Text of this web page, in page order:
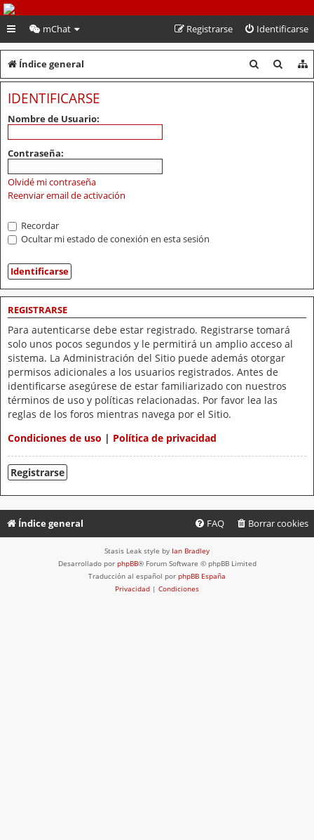
PeruVoley.com
mChat Identificarse
Registrarse
Índice general
u
u
IDENTIFICARSE
Nombre de Usuario:
Contraseña:
Olvidé mi contraseña
Reenviar email de activación
Recordar
Ocultar mi estado de conexión en esta sesión
REGISTRARSE
Para autenticarse debe estar registrado. Registrarse tomará
solo unos pocos segundos y le permitirá un amplio acceso al
sistema. La Administración del Sitio puede además otorgar
permisos adicionales a los usuarios registrados. Antes de
identificarse asegúrese de estar familiarizado con nuestros
términos de uso y políticas relacionadas. Por favor lea las
reglas de los foros mientras navega por el Sitio.
Condiciones de uso | Política de privacidad
Registrarse
Índice general Borrar cookies
FAQ
Stasis Leak style by Ian Bradley
Desarrollado por phpBB® Forum Software © phpBB Limited
Traducción al español por phpBB España
Privacidad | Condiciones